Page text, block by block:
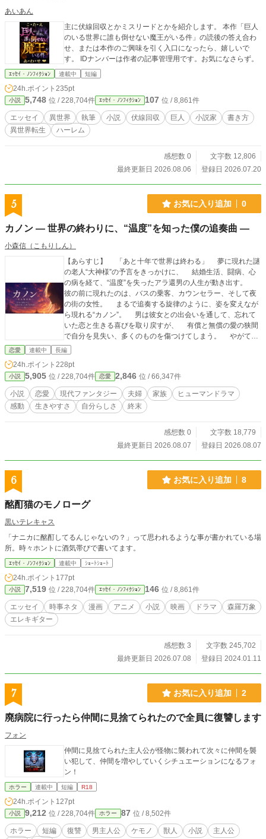
あいあん
主に伏線回収とかミスリードとかを紹介します。 本作「巨人
のいる世界に誰も倒せない魔王がいる件」の読後の答え合わ
せ、または本作のご興味を引く入口になったら、嬉しいで
す。 IDナンバーは作者の記事管理用です。お気になさらず。
ｴｯｾｲ・ﾉﾝﾌｨｸｼｮﾝ 連載中 短編
24h.ポイント 235pt
小説 5,748 位 / 228,704件 ｴｯｾｲ・ﾉﾝﾌｨｸｼｮﾝ 107 位 / 8,861件
エッセイ 異世界 執筆 小説 伏線回収 巨人 小説家
書き方
異世界転生
ハーレム
感想数 0
文字数 12,806
最終更新日 2026.08.06
登録日 2026.07.20
5 お気に入り追加 0
カノン ― 世界の終わりに、“温度”を知った僕の追奏曲 ―
小森信（こもりしん）
【あらすじ】 「あと十年で世界は終わる」 夢に現れた謎
の老人“大神様”の予言をきっかけに、 結婚生活、闘病、心
の病を経て、“温度”を失ったアラ還男の人生が動き出す。
彼の前に現れたのは、バスの乗客、カウンセラー、そして夜
の街の女性。 まるで追奏する旋律のように、姿を変えなが
ら現れる“カノン”。 男は彼女との出会いを通して、忘れて
いた恋と生きる喜びを取り戻すが、 有償と無償の愛の狭間
で自分を見失い、多くのものを傷つけてしまう。 やがて一
匹の犬との出会いを経て、男は長年ともに歩んだ妻との絆に
まるで追奏曲（カノン）のように…… 終末世界を背景に描
く、有償と無償の愛、喪失と再生の物語。
恋愛 連載中 長編
24h.ポイント 228pt
小説 5,905 位 / 228,704件 恋愛 2,846 位 / 66,347件
小説 恋愛 現代ファンタジー 夫婦 家族
ヒューマンドラマ
感動
生きやすさ 自分らしさ 終末
感想数 0
文字数 18,779
最終更新日 2026.08.07
登録日 2026.08.07
6 お気に入り追加 8
酩酊猫のモノローグ
黒いテレキャス
「ナニカに酩酊してるんじゃないの？」って思われるような事が書かれている場
所。時々ホントに酒気帯びで書いてます。
ｴｯｾｲ・ﾉﾝﾌｨｸｼｮﾝ 連載中 ｼｮｰﾄｼｮｰﾄ
24h.ポイント 177pt
小説 7,519 位 / 228,704件 ｴｯｾｲ・ﾉﾝﾌｨｸｼｮﾝ 146 位 / 8,861件
エッセイ 時事ネタ 漫画 アニメ 小説 映画 ドラマ
森羅万象
エレキギター
感想数 3
文字数 245,702
最終更新日 2026.07.08
登録日 2024.01.11
7 お気に入り追加 2
廃病院に行ったら仲間に見捨てられたので全員に復讐します
フォン
仲間に見捨てられた主人公が怪物に襲われて次々に仲間を襲
い犯して、仲間を増やしていくシチュエーションになるフォ
ン！
ホラー 連載中 短編 R18
24h.ポイント 127pt
小説 9,212 位 / 228,704件 ホラー 87 位 / 8,502件
ホラー 短編 復讐 男主人公 ケモノ 獣人 小説 主人公